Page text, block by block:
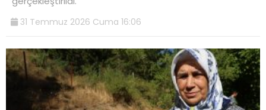
31 Temmuz 2026 Cuma 16:06